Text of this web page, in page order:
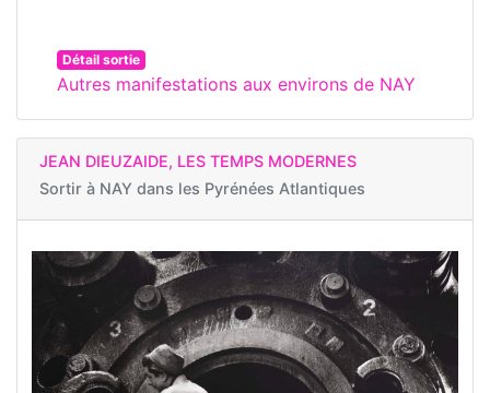
Détail sortie
Autres manifestations aux environs de NAY
JEAN DIEUZAIDE, LES TEMPS MODERNES
Sortir à NAY dans les Pyrénées Atlantiques